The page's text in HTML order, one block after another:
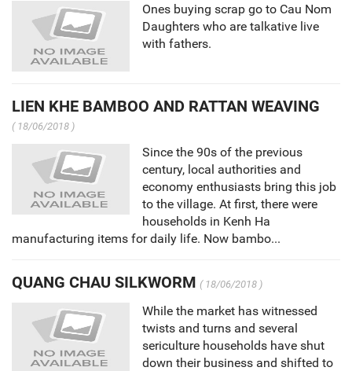
Ones buying scrap go to Cau Nom
Daughters who are talkative live
with fathers.
LIEN KHE BAMBOO AND RATTAN WEAVING
( 18/06/2018 )
Since the 90s of the previous
century, local authorities and
economy enthusiasts bring this job
to the village. At first, there were
households in Kenh Ha
manufacturing items for daily life. Now bambo...
QUANG CHAU SILKWORM ( 18/06/2018 )
While the market has witnessed
twists and turns and several
sericulture households have shut
down their business and shifted to